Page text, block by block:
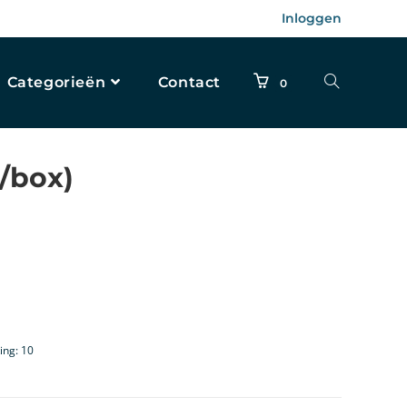
Inloggen
Categorieën Contact 0
box)
10